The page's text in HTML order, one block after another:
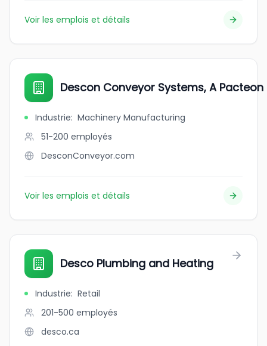
Voir les emplois et détails
Descon Conveyor Systems, A
Industrie: Machinery Manufacturing
51-200 employés
DesconConveyor.com
Voir les emplois et détails
Desco Plumbing and Heating
Industrie: Retail
201-500 employés
desco.ca